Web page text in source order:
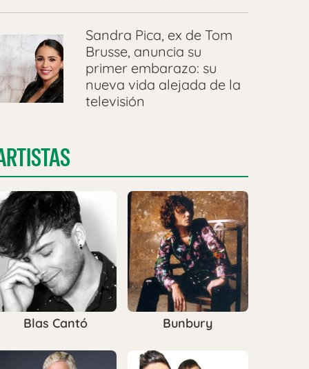
Sandra Pica, ex de Tom
Brusse, anuncia su
primer embarazo: su
nueva vida alejada de la
televisión
Blas Cantó Bunbury